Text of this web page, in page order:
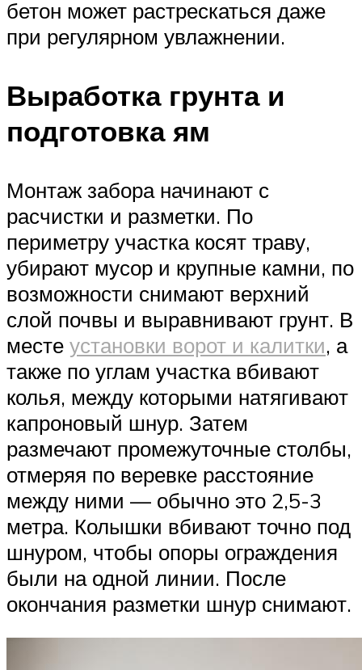
бетон может растрескаться даже
при регулярном увлажнении.
Выработка грунта и
подготовка ям
Монтаж забора начинают с
расчистки и разметки. По
периметру участка косят траву,
убирают мусор и крупные камни, по
возможности снимают верхний
слой почвы и выравнивают грунт. В
месте установки ворот и калитки, а
также по углам участка вбивают
колья, между которыми натягивают
капроновый шнур. Затем
размечают промежуточные столбы,
отмеряя по веревке расстояние
между ними — обычно это 2,5-3
метра. Колышки вбивают точно под
шнуром, чтобы опоры ограждения
были на одной линии. После
окончания разметки шнур снимают.